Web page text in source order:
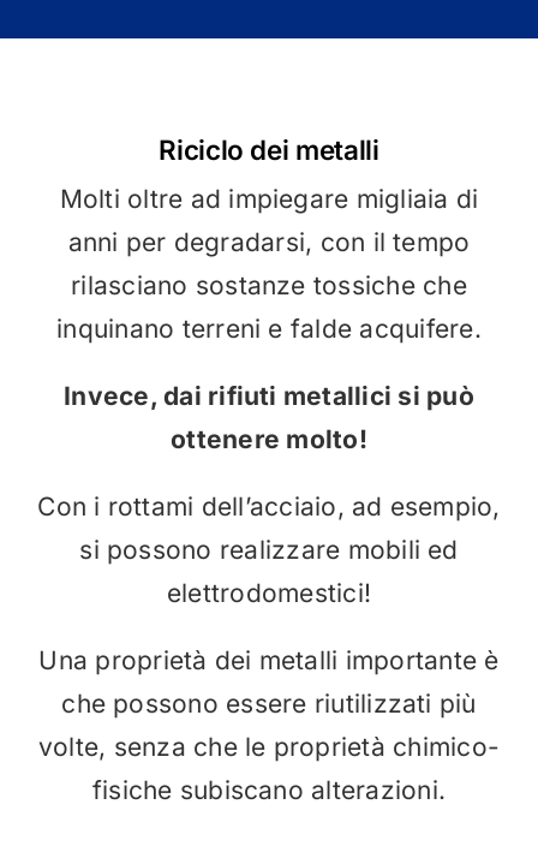
Riciclo dei metalli
Molti oltre ad impiegare migliaia di
anni per degradarsi, con il tempo
rilasciano sostanze tossiche che
inquinano terreni e falde acquifere.
Invece, dai rifiuti metallici si può
ottenere molto!
Con i rottami dell’acciaio, ad esempio,
si possono realizzare mobili ed
elettrodomestici!
Una proprietà dei metalli importante è
che possono essere riutilizzati più
volte, senza che le proprietà chimico-
fisiche subiscano alterazioni.